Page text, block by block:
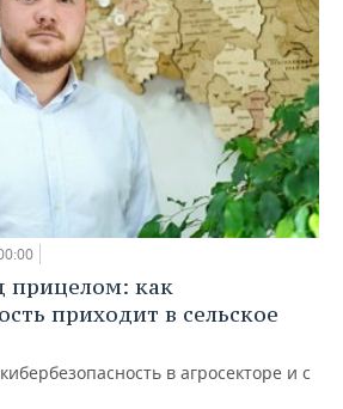
прицелом: как
приходит в сельское
в агросекторе и с